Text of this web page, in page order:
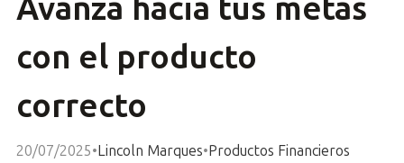
Avanza hacia tus metas
con el producto
correcto
20/07/2025•Lincoln Marques•Productos Financieros